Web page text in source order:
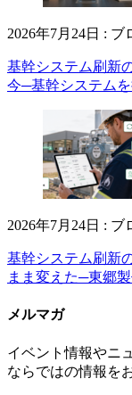
2026年7月24日 : ブ
基幹システム刷新
今─基幹システム
2026年7月24日 : ブ
基幹システム刷新
まま変えた─東郷
メルマガ
イベント情報やニ
ならではの情報を